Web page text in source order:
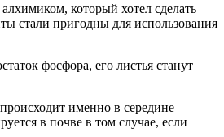
который хотел сделать
стали пригодны для использования
фосфора, его листья станут
именно в середине
в почве в том случае, если